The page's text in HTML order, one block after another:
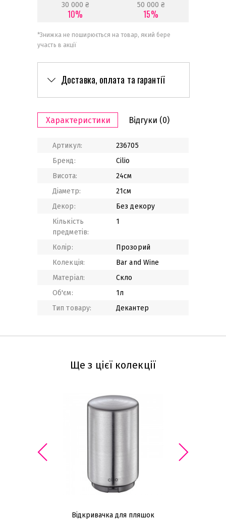
30 000 ₴
10%
50 000 ₴
15%
*Знижка не поширюється на товар, який бере
участь в акції
Доставка, оплата та гарантії
Характеристики Відгуки (0)
Артикул:
236705
Бренд:
Cilio
Висота:
24см
Діаметр:
21см
Декор:
Без декору
Кількість
предметів:
1
Колір:
Прозорий
Колекція:
Bar and Wine
Матеріал:
Скло
Об'єм:
1л
Тип товару:
Декантер
Ще з цієї колекції
Відкривачка для пляшок